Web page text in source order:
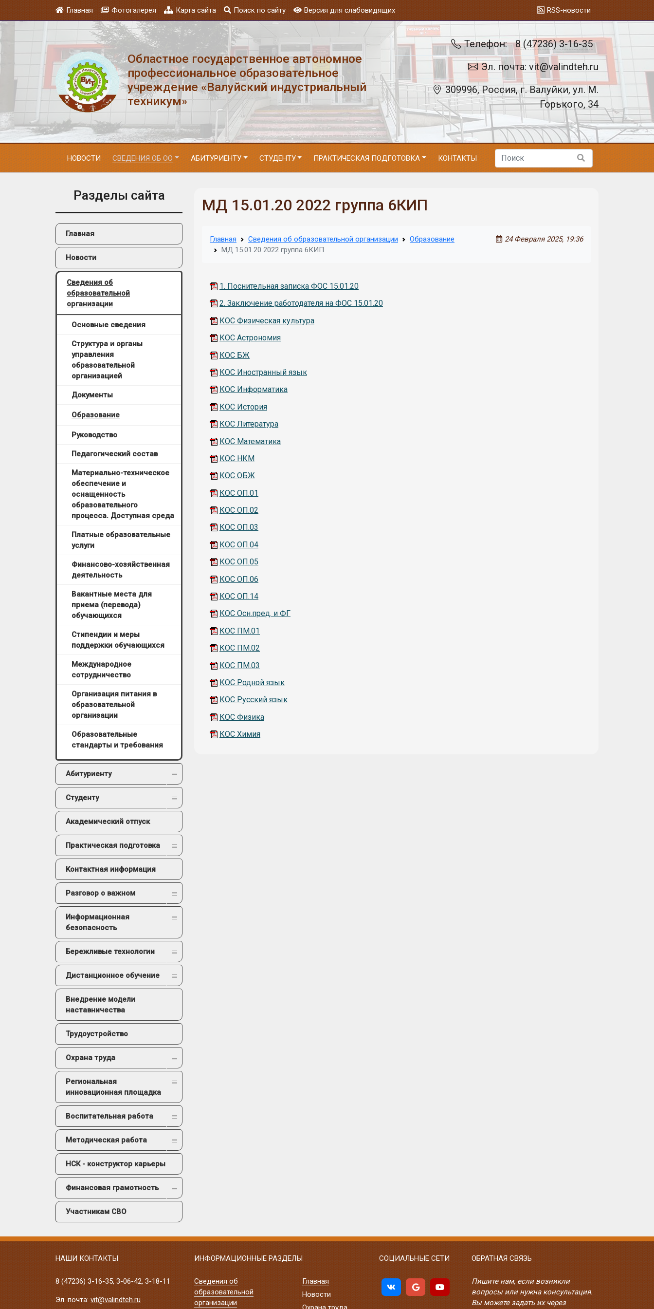
Главная Фотогалерея Карта сайта Поиск по сайту Версия для слабовидящих RSS-новости
Областное государственное автономное
профессиональное образовательное
учреждение «Валуйский индустриальный
техникум»
Телефон: 8 (47236) 3-16-35
Эл. почта: vit@valindteh.ru
309996, Россия, г. Валуйки, ул. М.
Горького, 34
НОВОСТИ СВЕДЕНИЯ ОБ ОО АБИТУРИЕНТУ СТУДЕНТУ ПРАКТИЧЕСКАЯ ПОДГОТОВКА КОНТАКТЫ
Разделы сайта
Главная
Новости
Сведения об
образовательной
организации
Основные сведения
Структура и органы
управления
образовательной
организацией
Документы
Образование
Руководство
Педагогический состав
Материально-техническое
обеспечение и
оснащенность
образовательного
процесса. Доступная среда
Платные образовательные
услуги
Финансово-хозяйственная
деятельность
Вакантные места для
приема (перевода)
обучающихся
Стипендии и меры
поддержки обучающихся
Международное
сотрудничество
Организация питания в
образовательной
организации
Образовательные
стандарты и требования
Абитуриенту
Студенту
Академический отпуск
Практическая подготовка
Контактная информация
Разговор о важном
Информационная
безопасность
Бережливые технологии
Дистанционное обучение
Внедрение модели
наставничества
Трудоустройство
Охрана труда
Региональная
инновационная площадка
Воспитательная работа
Методическая работа
НСК - конструктор карьеры
Финансовая грамотность
Участникам СВО
МД 15.01.20 2022 группа 6КИП
Главная Сведения об образовательной организации
Образование
МД 15.01.20 2022 группа 6КИП
24 Февраля 2025, 19:36
1. Поснительная записка ФОС 15.01.20
2. Заключение работодателя на ФОС 15.01.20
КОС Физическая культура
КОС Астрономия
КОС БЖ
КОС Иностранный язык
КОС Информатика
КОС История
КОС Литература
КОС Математика
КОС НКМ
КОС ОБЖ
КОС ОП.01
КОС ОП.02
КОС ОП.03
КОС ОП.04
КОС ОП.05
КОС ОП.06
КОС ОП.14
КОС Осн.пред. и ФГ
КОС ПМ.01
КОС ПМ.02
КОС ПМ.03
КОС Родной язык
КОС Русский язык
КОС Физика
КОС Химия
НАШИ КОНТАКТЫ
8 (47236) 3-16-35, 3-06-42, 3-18-11
Эл. почта: vit@valindteh.ru
ИНФОРМАЦИОННЫЕ РАЗДЕЛЫ
Сведения об
образовательной
организации
Главная
Новости
СОЦИАЛЬНЫЕ СЕТИ ОБРАТНАЯ СВЯЗЬ
Пишите нам, если возникли
вопросы или нужна консультация.
Вы можете задать их через